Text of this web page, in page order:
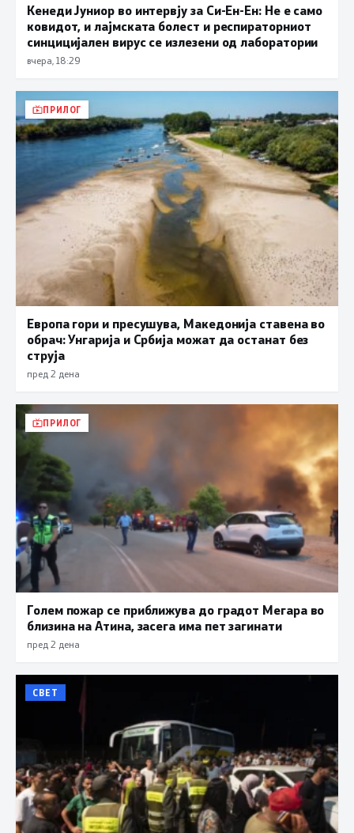
Кенеди Јуниор во интервју за Си-Ен-Ен: Не е само
ковидот, и лајмската болест и респираторниот
синцицијален вирус се излезени од лаборатории
вчера, 18:29
ПРИЛОГ
Европа гори и пресушува, Македонија ставена во
обрач: Унгарија и Србија можат да останат без
струја
пред 2 дена
ПРИЛОГ
Голем пожар се приближува до градот Мегара во
близина на Атина, засега има пет загинати
пред 2 дена
СВЕТ